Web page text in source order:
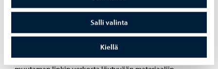
Salli valinta
Kiellä
itsenäisesti
aikataulun mukaan verkossa, esimerkiksi kurssien,
opastusvideoiden ja artikkelien avulla. Alta löydät